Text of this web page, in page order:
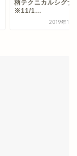
柄テクニカルシグ
※11/1...
2019年11